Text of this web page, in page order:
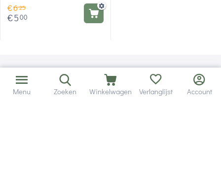
€625
€500
Menu Zoeken Winkelwagen Verlanglijst Account